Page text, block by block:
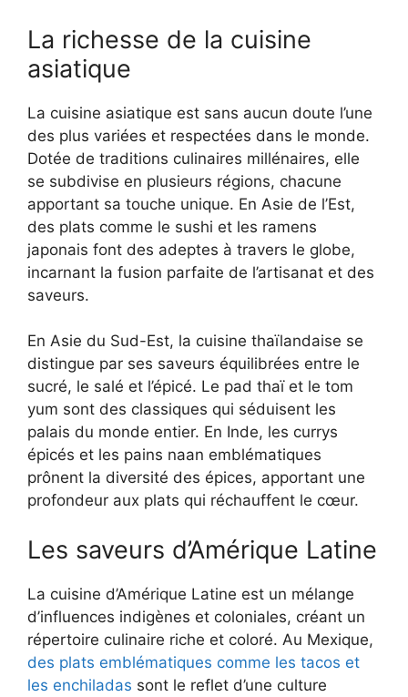
La richesse de la cuisine
asiatique
La cuisine asiatique est sans aucun doute l’une
des plus variées et respectées dans le monde.
Dotée de traditions culinaires millénaires, elle
se subdivise en plusieurs régions, chacune
apportant sa touche unique. En Asie de l’Est,
des plats comme le sushi et les ramens
japonais font des adeptes à travers le globe,
incarnant la fusion parfaite de l’artisanat et des
saveurs.
En Asie du Sud-Est, la cuisine thaïlandaise se
distingue par ses saveurs équilibrées entre le
sucré, le salé et l’épicé. Le pad thaï et le tom
yum sont des classiques qui séduisent les
palais du monde entier. En Inde, les currys
épicés et les pains naan emblématiques
prônent la diversité des épices, apportant une
profondeur aux plats qui réchauffent le cœur.
Les saveurs d’Amérique Latine
La cuisine d’Amérique Latine est un mélange
d’influences indigènes et coloniales, créant un
répertoire culinaire riche et coloré. Au Mexique,
des plats emblématiques comme les tacos et
les enchiladas sont le reflet d’une culture